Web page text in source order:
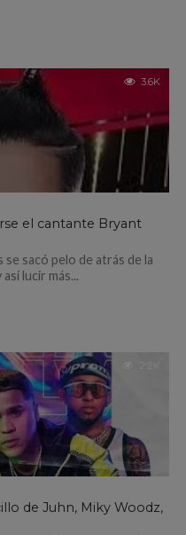
3.6K
el cantante Bryant
sacó pelo de atrás de la
lucir más...
de Juhn, Miky Woodz,